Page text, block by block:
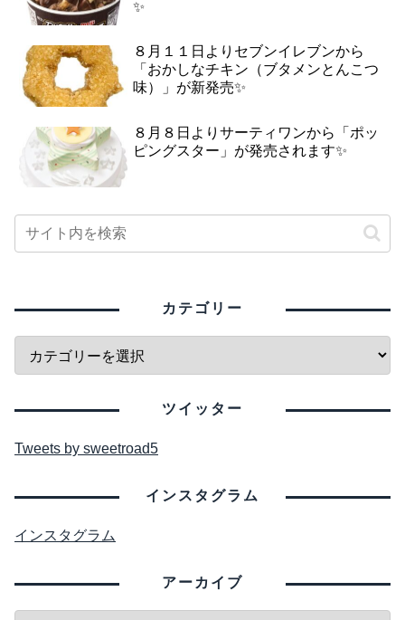
✨
８月１１日よりセブンイレブンから
「おかしなチキン（ブタメンとんこつ
味）」が新発売✨
８月８日よりサーティワンから「ポッ
ピングスター」が発売されます✨
カテゴリー
ツイッター
Tweets by sweetroad5
インスタグラム
インスタグラム
アーカイブ